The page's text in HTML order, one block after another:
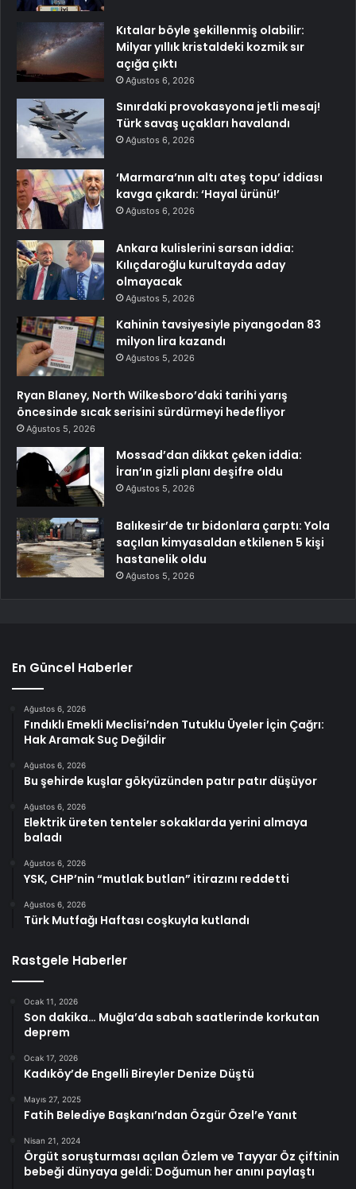
Kıtalar böyle şekillenmiş olabilir:
Milyar yıllık kristaldeki kozmik sır
açığa çıktı
Ağustos 6, 2026
Sınırdaki provokasyona jetli mesaj!
Türk savaş uçakları havalandı
Ağustos 6, 2026
‘Marmara’nın altı ateş topu’ iddiası
kavga çıkardı: ‘Hayal ürünü!’
Ağustos 6, 2026
Ankara kulislerini sarsan iddia:
Kılıçdaroğlu kurultayda aday
olmayacak
Ağustos 5, 2026
Kahinin tavsiyesiyle piyangodan 83
milyon lira kazandı
Ağustos 5, 2026
Ryan Blaney, North Wilkesboro’daki tarihi yarış
öncesinde sıcak serisini sürdürmeyi hedefliyor
Ağustos 5, 2026
Mossad’dan dikkat çeken iddia:
İran’ın gizli planı deşifre oldu
Ağustos 5, 2026
Balıkesir’de tır bidonlara çarptı: Yola
saçılan kimyasaldan etkilenen 5 kişi
hastanelik oldu
Ağustos 5, 2026
En Güncel Haberler
Ağustos 6, 2026
Fındıklı Emekli Meclisi’nden Tutuklu Üyeler İçin Çağrı:
Hak Aramak Suç Değildir
Ağustos 6, 2026
Bu şehirde kuşlar gökyüzünden patır patır düşüyor
Ağustos 6, 2026
Elektrik üreten tenteler sokaklarda yerini almaya
baladı
Ağustos 6, 2026
YSK, CHP’nin “mutlak butlan” itirazını reddetti
Ağustos 6, 2026
Türk Mutfağı Haftası coşkuyla kutlandı
Rastgele Haberler
Ocak 11, 2026
Son dakika… Muğla’da sabah saatlerinde korkutan
deprem
Ocak 17, 2026
Kadıköy’de Engelli Bireyler Denize Düştü
Mayıs 27, 2025
Fatih Belediye Başkanı’ndan Özgür Özel’e Yanıt
Nisan 21, 2024
Örgüt soruşturması açılan Özlem ve Tayyar Öz çiftinin
bebeği dünyaya geldi: Doğumun her anını paylaştı